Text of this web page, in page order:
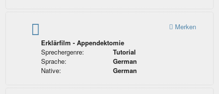
Erklärfilm - Appendektomie
Sprechergenre:
Tutorial
Sprache:
German
Native:
German
Merken